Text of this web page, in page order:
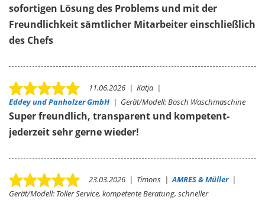
sofortigen Lösung des Problems und mit der
Freundlichkeit sämtlicher Mitarbeiter einschließlich
des Chefs
11.06.2026 | Katja |
Eddey und Panholzer GmbH | Gerät/Modell:Bosch Waschmaschine
Super freundlich, transparent und kompetent-
jederzeit sehr gerne wieder!
23.03.2026 | Timons |AMRES & Müller|
Gerät/Modell: Toller Service, kompetente Beratung, schneller